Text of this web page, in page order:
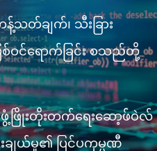
န့်သတ်ချက်၊ သီးခြား
စ်ဝင်ရောက်ခြင်း စသည်တို့
ဖြိုးတိုးတက်ရေးဆော့ဖ်ဝဲလ်
ျယ်မှု၏ ပြင်ပကုမ္ပဏီ